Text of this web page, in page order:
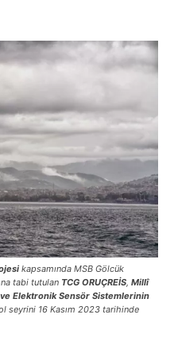
kapsamında MSB Gölcük
tabi tutulan TCG ORUÇREİS, Millî
Elektronik Sensör Sistemlerinin
seyrini 16 Kasım 2023 tarihinde